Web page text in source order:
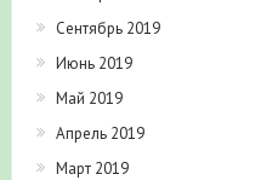
Сентябрь 2019
Июнь 2019
Май 2019
Апрель 2019
Март 2019